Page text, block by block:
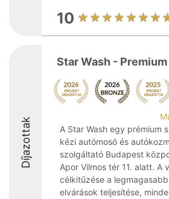
10
Díjazottak
Star Wash - Premium
A Star Wash egy prémium
kézi autómosó és
szolgáltató Budapest
Apor Vilmos tér 11. alatt. A
célkitűzése a
elvárások teljesítése,